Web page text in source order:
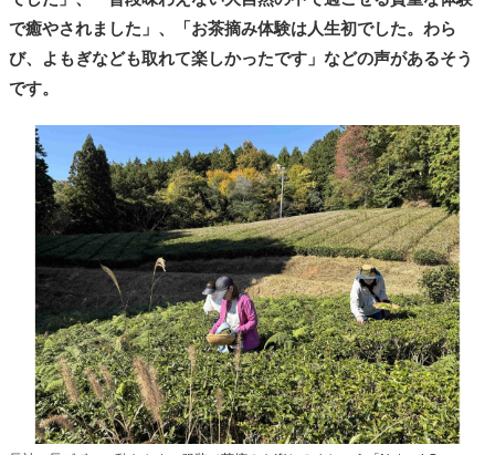
で癒やされました」、「お茶摘み体験は人生初でした。わら
び、よもぎなども取れて楽しかったです」などの声があるそう
です。